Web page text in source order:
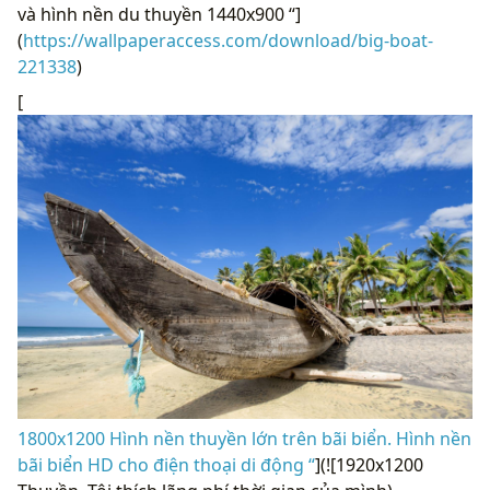
và hình nền du thuyền 1440x900 “]
(https://wallpaperaccess.com/download/big-boat-
221338)
[
1800x1200 Hình nền thuyền lớn trên bãi biển. Hình nền
bãi biển HD cho điện thoại di động “](![1920x1200